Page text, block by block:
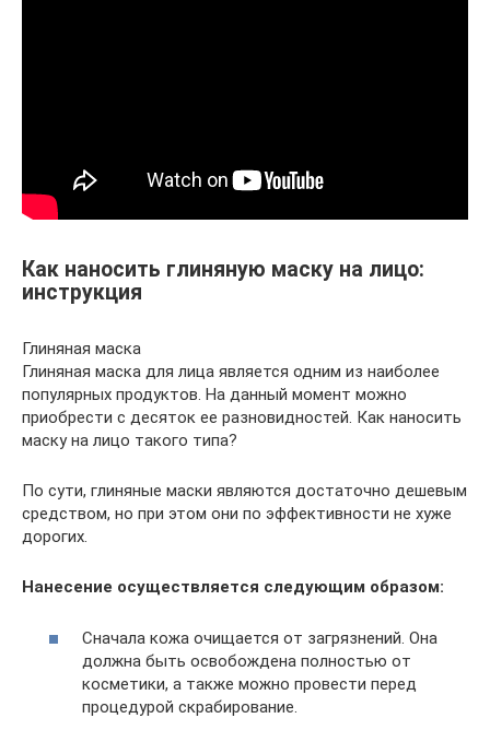
Как наносить глиняную маску на лицо:
инструкция
Глиняная маска
Глиняная маска для лица является одним из наиболее
популярных продуктов. На данный момент можно
приобрести с десяток ее разновидностей. Как наносить
маску на лицо такого типа?
По сути, глиняные маски являются достаточно дешевым
средством, но при этом они по эффективности не хуже
дорогих.
Нанесение осуществляется следующим образом:
Сначала кожа очищается от загрязнений. Она
должна быть освобождена полностью от
косметики, а также можно провести перед
процедурой скрабирование.